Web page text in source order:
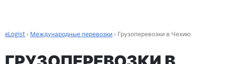
eLogist › Международные перевозки › Грузоперевозки в Чехию